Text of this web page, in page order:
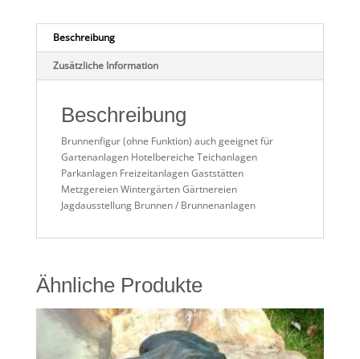
Beschreibung
Zusätzliche Information
Beschreibung
Brunnenfigur (ohne Funktion) auch geeignet für
Gartenanlagen Hotelbereiche Teichanlagen
Parkanlagen Freizeitanlagen Gaststätten
Metzgereien Wintergärten Gärtnereien
Jagdausstellung Brunnen / Brunnenanlagen
Ähnliche Produkte